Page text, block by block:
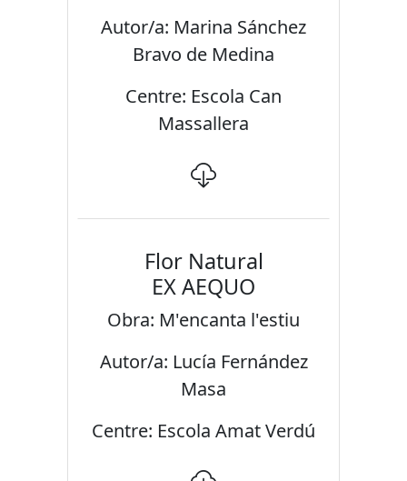
Autor/a: Marina Sánchez
Bravo de Medina
Centre: Escola Can
Massallera
Flor Natural
EX AEQUO
Obra: M'encanta l'estiu
Autor/a: Lucía Fernández
Masa
Centre: Escola Amat Verdú